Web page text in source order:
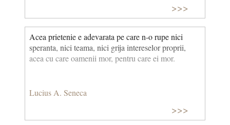
>>>
Acea prietenie e adevarata pe care n-o rupe nici
speranta, nici teama, nici grija intereselor proprii,
acea cu care oamenii mor, pentru care ei mor.
Lucius A. Seneca
>>>